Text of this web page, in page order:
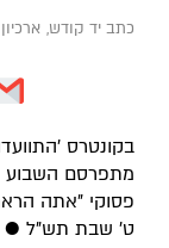
כתב יד קודש,
בקונטרס
מתפרסם השבוע
פסוקי "אתה
ט' שבת תש"ל ●